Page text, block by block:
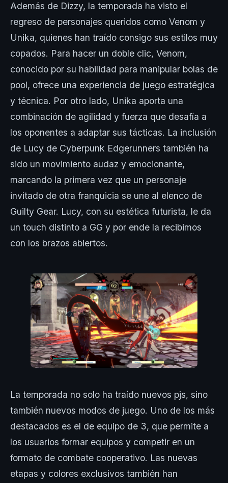
Además de Dizzy, la temporada ha visto el
regreso de personajes queridos como Venom y
Unika, quienes han traído consigo sus estilos muy
copados. Para hacer un doble clic, Venom,
conocido por su habilidad para manipular bolas de
pool, ofrece una experiencia de juego estratégica
y técnica. Por otro lado, Unika aporta una
combinación de agilidad y fuerza que desafía a
los oponentes a adaptar sus tácticas. La inclusión
de Lucy de Cyberpunk Edgerunners también ha
sido un movimiento audaz y emocionante,
marcando la primera vez que un personaje
invitado de otra franquicia se une al elenco de
Guilty Gear. Lucy, con su estética futurista, le da
un touch distinto a GG y por ende la recibimos
con los brazos abiertos.
La temporada no solo ha traído nuevos pjs, sino
también nuevos modos de juego. Uno de los más
destacados es el de equipo de 3, que permite a
los usuarios formar equipos y competir en un
formato de combate cooperativo. Las nuevas
etapas y colores exclusivos también han